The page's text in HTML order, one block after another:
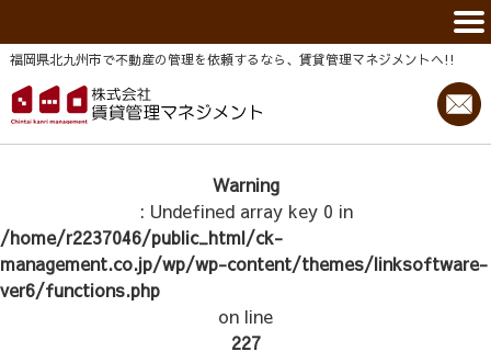
福岡県北九州市で不動産の管理を依頼するなら、賃貸管理マネジメントヘ!!
Warning
: Undefined array key 0 in
/home/r2237046/public_html/ck-
management.co.jp/wp/wp-content/themes/linksoftware-
ver6/functions.php
on line
227